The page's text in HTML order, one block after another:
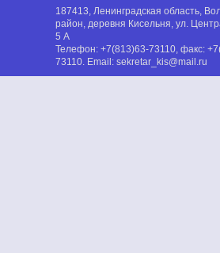
187413, Ленинградская область,
район, деревня Кисельня, ул.
5 А
Телефон: +7(813)63-73110, факс:
73110. Email: sekretar_kis@mail.ru